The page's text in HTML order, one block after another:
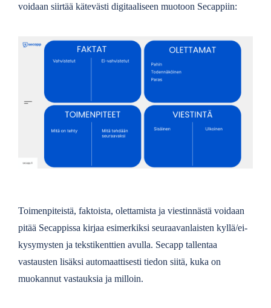
voidaan siirtää kätevästi digitaaliseen muotoon Secappiin:
Toimenpiteistä, faktoista, olettamista ja viestinnästä voidaan
pitää Secappissa kirjaa esimerkiksi seuraavanlaisten kyllä/ei-
kysymysten ja tekstikenttien avulla. Secapp tallentaa
vastausten lisäksi automaattisesti tiedon siitä, kuka on
muokannut vastauksia ja milloin.